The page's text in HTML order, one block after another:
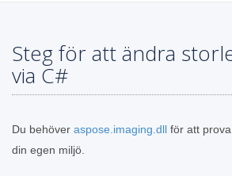
Steg för att ändra
via C#
Du behöver aspose.imaging.dll för att
din egen miljö.